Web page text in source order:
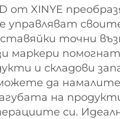
от XINYE
управляват
точни
маркери
и складови
можете да
на
си.